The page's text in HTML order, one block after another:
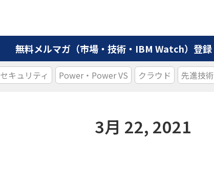
無料メルマガ（市場・技術・IBM Watch）登録
セキュリティ Power・Power VS クラウド 先進技術
3月 22, 2021